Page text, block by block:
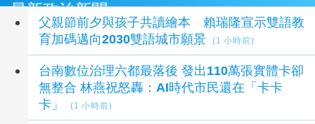
最新政治新聞
父親節前夕與孩子共讀繪本 賴瑞隆宣示雙語教
育加碼邁向2030雙語城市願景
(1 小時前)
台南數位治理六都最落後 發出110萬張實體卡卻
無整合 林燕祝怒轟：AI時代市民還在「卡卡
卡」
(1 小時前)